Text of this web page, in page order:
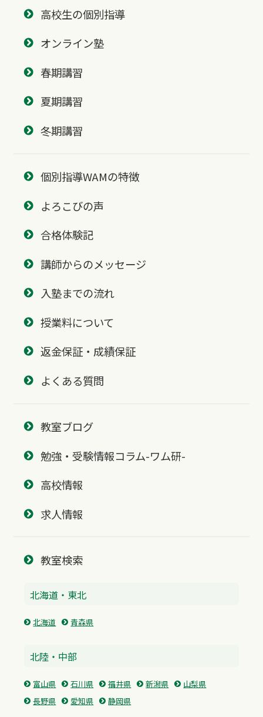
高校生の個別指導
オンライン塾
春期講習
夏期講習
冬期講習
個別指導WAMの特徴
よろこびの声
合格体験記
講師からのメッセージ
入塾までの流れ
授業料について
返金保証・成績保証
よくある質問
教室ブログ
勉強・受験情報コラム-ワム研-
高校情報
求人情報
教室検索
北海道・東北
北海道 青森県
北陸・中部
富山県 石川県 福井県 新潟県
山梨県
長野県
愛知県 静岡県